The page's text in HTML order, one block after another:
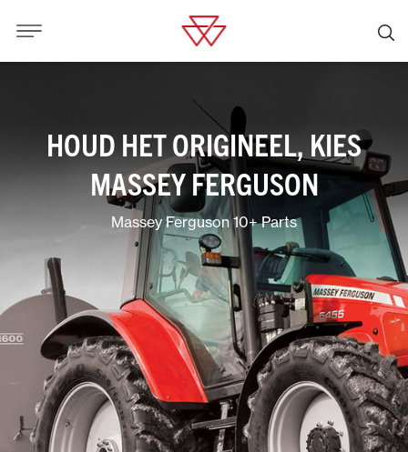
HOUD HET ORIGINEEL, KIES
MASSEY FERGUSON
Massey Ferguson 10+ Parts